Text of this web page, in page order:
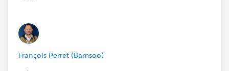
François Perret (Bamsoo)